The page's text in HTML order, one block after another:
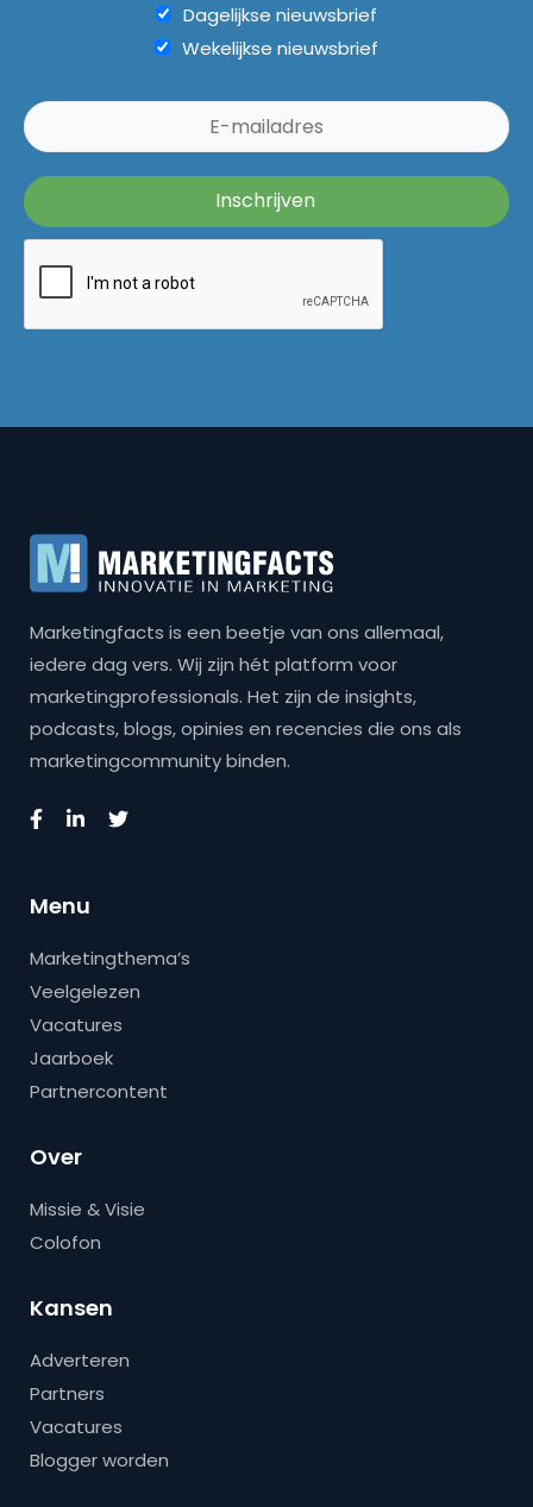
Dagelijkse nieuwsbrief
Wekelijkse nieuwsbrief
Marketingfacts is een beetje van ons allemaal,
iedere dag vers. Wij zijn hét platform voor
marketingprofessionals. Het zijn de insights,
podcasts, blogs, opinies en recencies die ons als
marketingcommunity binden.
Menu
Marketingthema’s
Veelgelezen
Vacatures
Jaarboek
Partnercontent
Over
Missie & Visie
Colofon
Kansen
Adverteren
Partners
Vacatures
Blogger worden